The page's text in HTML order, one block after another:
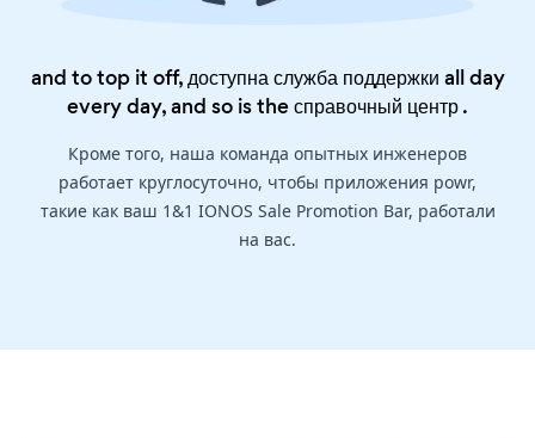
and to top it off, доступна служба поддержки all day
every day, and so is theсправочный центр.
Кроме того, наша команда опытных инженеров
работает круглосуточно, чтобы приложения powr,
такие как ваш 1&1 IONOS Sale Promotion Bar, работали
на вас.